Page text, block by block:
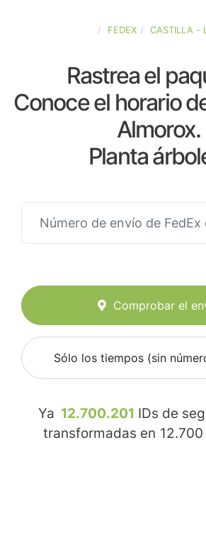
FEDEX CASTILLA -
Rastrea el
Conoce el horario
Almorox.
Planta
Comprobar el
Sólo los tiempos (sin
Ya 12.700.201 IDs de
transformadas en 12.700